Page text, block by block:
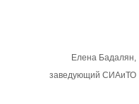
Елена Бадалян
заведующий СИАиТО